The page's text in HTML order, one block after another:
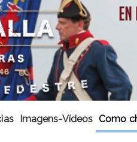
Imagens-Vídeos Como